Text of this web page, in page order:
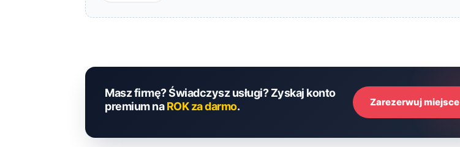
Masz firmę? Świadczysz usługi? Zyskaj konto
premium naROK za darmo. Zarezerwuj miejsce